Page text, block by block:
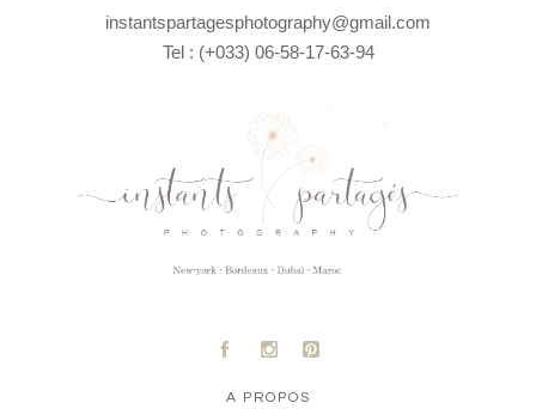
instantspartagesphotography@gmail.com
Tel : (+033) 06-58-17-63-94
A C D
A PROPOS